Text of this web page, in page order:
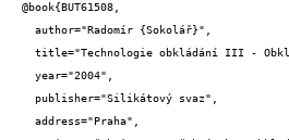
@book{BUT61508,